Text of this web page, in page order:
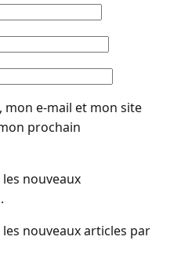
e-mail et mon site
prochain
nouveaux
nouveaux articles par